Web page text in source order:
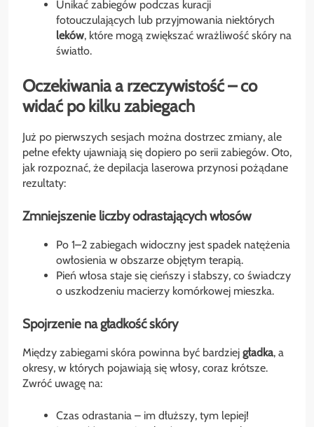
Unikać zabiegów podczas kuracji
fotouczulających lub przyjmowania niektórych
leków, które mogą zwiększać wrażliwość skóry na
światło.
Oczekiwania a rzeczywistość – co
widać po kilku zabiegach
Już po pierwszych sesjach można dostrzec zmiany, ale
pełne efekty ujawniają się dopiero po serii zabiegów. Oto,
jak rozpoznać, że depilacja laserowa przynosi pożądane
rezultaty:
Zmniejszenie liczby odrastających włosów
Po 1–2 zabiegach widoczny jest spadek natężenia
owłosienia w obszarze objętym terapią.
Pień włosa staje się cieńszy i słabszy, co świadczy
o uszkodzeniu macierzy komórkowej mieszka.
Spojrzenie na gładkość skóry
Między zabiegami skóra powinna być bardziej gładka, a
okresy, w których pojawiają się włosy, coraz krótsze.
Zwróć uwagę na:
Czas odrastania – im dłuższy, tym lepiej!